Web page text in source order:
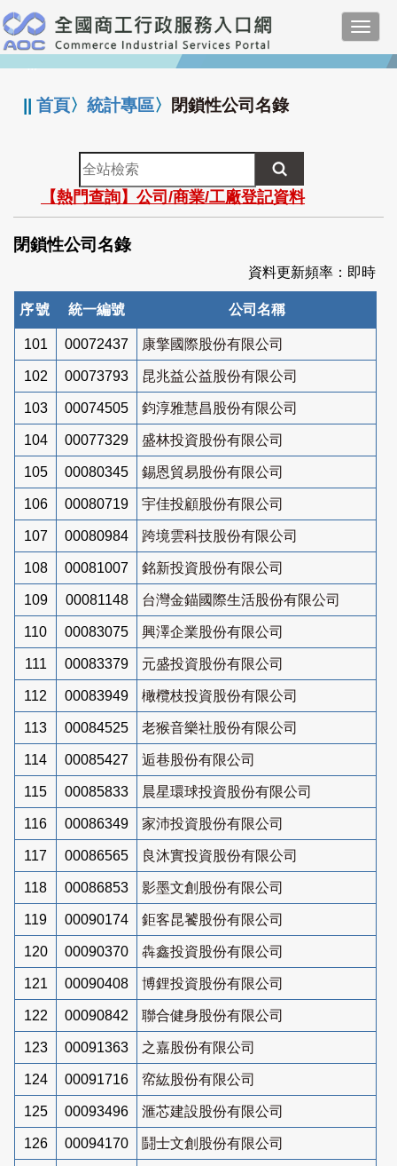
跳
到
主
要
:::
||首頁〉統計專區〉 閉鎖性公司名錄
全
站
檢
索
【熱門查詢】公司/商業/工廠登記資料
閉鎖性公司名錄
資料更新頻率：即時
序號 統一編號 公司名稱
101 00072437 康擎國際股份有限公司
102 00073793 昆兆益公益股份有限公司
103 00074505 鈞淳雅慧昌股份有限公司
104 00077329 盛林投資股份有限公司
105 00080345 錫恩貿易股份有限公司
106 00080719 宇佳投顧股份有限公司
107 00080984 跨境雲科技股份有限公司
108 00081007 銘新投資股份有限公司
109 00081148 台灣金錨國際生活股份有限公司
110 00083075 興澤企業股份有限公司
111 00083379 元盛投資股份有限公司
112 00083949 橄欖枝投資股份有限公司
113 00084525 老猴音樂社股份有限公司
114 00085427 逅巷股份有限公司
115 00085833 晨星環球投資股份有限公司
116 00086349 家沛投資股份有限公司
117 00086565 良沐實投資股份有限公司
118 00086853 影墨文創股份有限公司
119 00090174 鉅客昆饕股份有限公司
120 00090370 犇鑫投資股份有限公司
121 00090408 博鋰投資股份有限公司
122 00090842 聯合健身股份有限公司
123 00091363 之嘉股份有限公司
124 00091716 帟紘股份有限公司
125 00093496 滙芯建設股份有限公司
126 00094170 鬪士文創股份有限公司